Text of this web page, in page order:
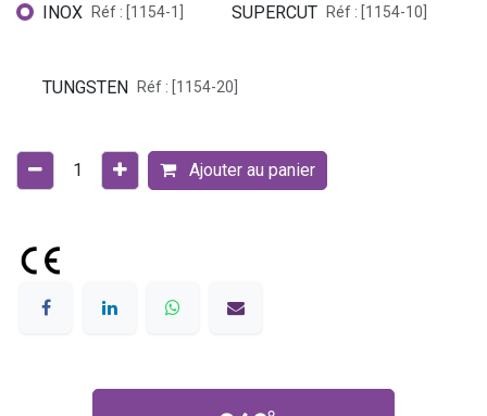
INOX Réf : [1154-1] SUPERCUT Réf : [1154-10]
TUNGSTEN Réf : [1154-20]
Ajouter au panier